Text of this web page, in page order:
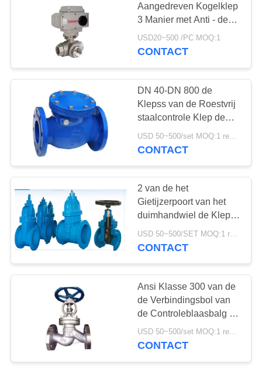
NIEUWS
VRAAG
EEN
OFFERTE
SITEMAP
PRIVACYBELEID
Differentiële
Drukzender
DSC-Stoomval
15
Roestvrij
staalKogelklep
Aangedreven Kogelklep
3 Manier met Anti - de
Slag stamt uit
USD20~500 /PC MOQ:1
CONTACT
DN 40-DN 800 de
Klepss van de Roestvrij
staalcontrole Klep de
Van aangezicht tot
aangezicht van de
CONTACT
2 van de het
Gietijzerpoort van het
duimhandwiel de Klep
Zachte Gezette DN50-
600 Grootte voor Water
USD 50~500/SET MOQ:1 reeks
CONTACT
Ansi Klasse 300 van de
de Verbindingsbol van
de Controleblaasbalg de
Klep SS 304 Cryogene
Bolklep
USD 50~500/set MOQ:1 reeks
CONTACT